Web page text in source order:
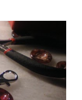
que tanto nos
van a cambiar
Olvídate de
tradicionales y
simple pero
tan
un snack ligero,